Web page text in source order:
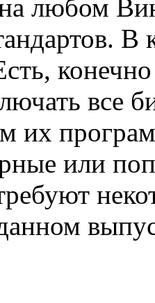
любом
все
их
или